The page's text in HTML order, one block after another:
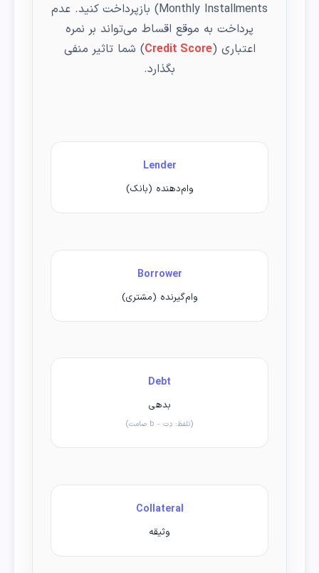
Monthly Installments) بازپرداخت کنید. عدم
پرداخت به موقع اقساط می‌تواند بر نمره
اعتباری (Credit Score) شما تاثیر منفی
بگذارد.
Lender
وام‌دهنده (بانک)
Borrower
وام‌گیرنده (مشتری)
Debt
بدهی
(تلفظ: دِت – b صامت)
Collateral
وثیقه